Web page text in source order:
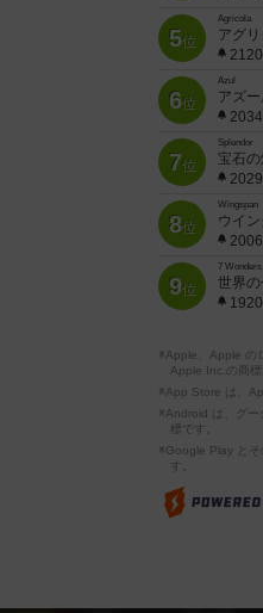
5位
Agricola
アグリ
6位
Azul
アズ
7位
Splendor
宝石の
8位
Wingspan
ウイ
9位
7 Wonders
世界
※Apple、Apple の
Apple Inc.の商標
※App Store は、
※Android は、グー
標です。
※Google Play とそ
す。